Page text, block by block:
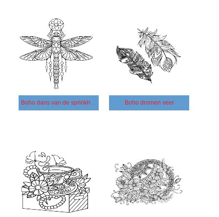
Boho dans van de sprinkhaan Boho dromen veer